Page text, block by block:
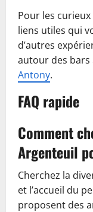
Pour les
liens utiles qui
d’autres
autour des bars
Antony.
FAQ rapide
Comment
Argenteuil
Cherchez la
et l’accueil du
proposent des